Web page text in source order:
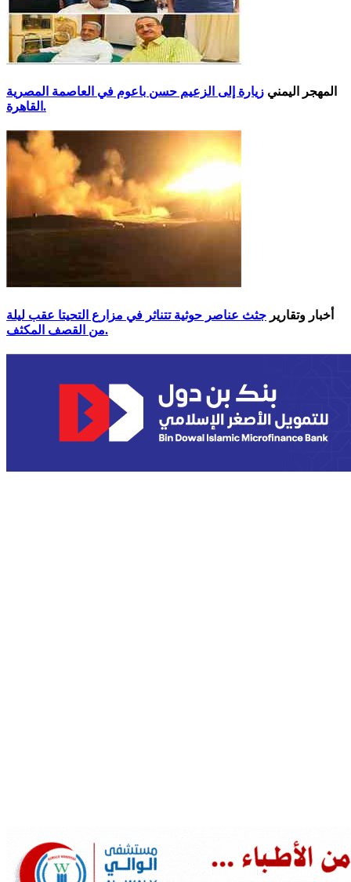
المهجر اليمني زيارة إلى الزعيم حسن باعوم في العاصمة المصرية
القاهرة.
أخبار وتقارير جثث عناصر حوثية تتناثر في مزارع التحيتا عقب ليلة
من القصف المكثف.